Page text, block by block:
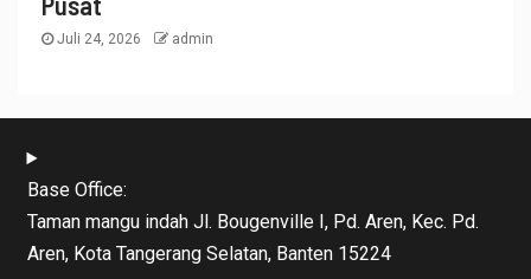
Juli 24, 2026 admin
Base Office:
Taman mangu indah Jl. Bougenville I, Pd. Aren, Kec. Pd.
Aren, Kota Tangerang Selatan, Banten 15224